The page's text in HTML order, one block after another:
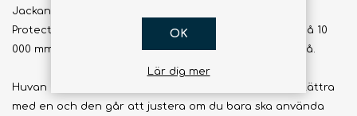
Jackan är även utrustad med Helly Hansens egen
Protection-membran, som lovar dig en vattenpelare på 10
000 mm och en andningsförmåga på samma höga nivå.
Huvan kan rymma en hjälm om du tänker cykla eller klättra
med en och den går att justera om du bara ska använda
OK
Lär dig mer